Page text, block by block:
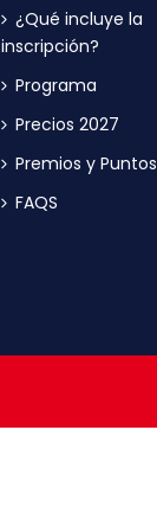
¿Qué incluye la
inscripción?
Programa
Precios 2027
Premios y Puntos
FAQS